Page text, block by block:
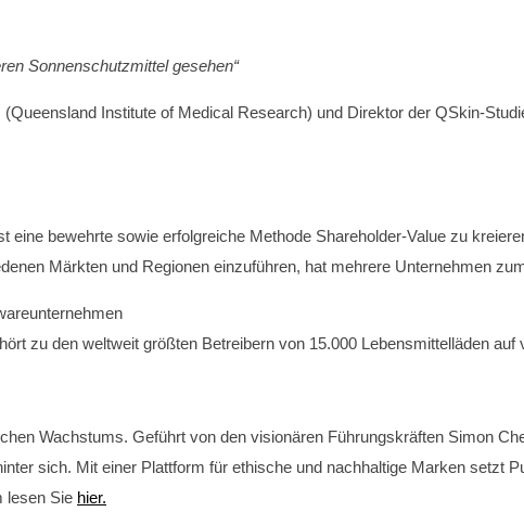
Sonnenschutzmittel gesehen“
Institute of Medical Research) und Direktor der QSkin-
bewehrte sowie erfolgreiche Methode Shareholder-Value zu
Märkten und Regionen einzuführen, hat mehrere Unternehmen
zu den weltweit größten Betreibern von 15.000 Lebensmittelläden auf
Wachstums. Geführt von den visionären Führungskräften Simon
sich. Mit einer Plattform für ethische und nachhaltige Marken setzt
lesen Sie hier.